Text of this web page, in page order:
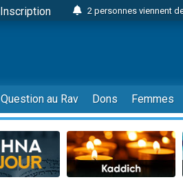
Inscription
2 personnes viennent
3 personnes
2 personnes
3 personnes viennent
11 personnes viennent
3 personnes
Il reste 49 places
2 personnes viennent
Question au Rav Dons Femmes